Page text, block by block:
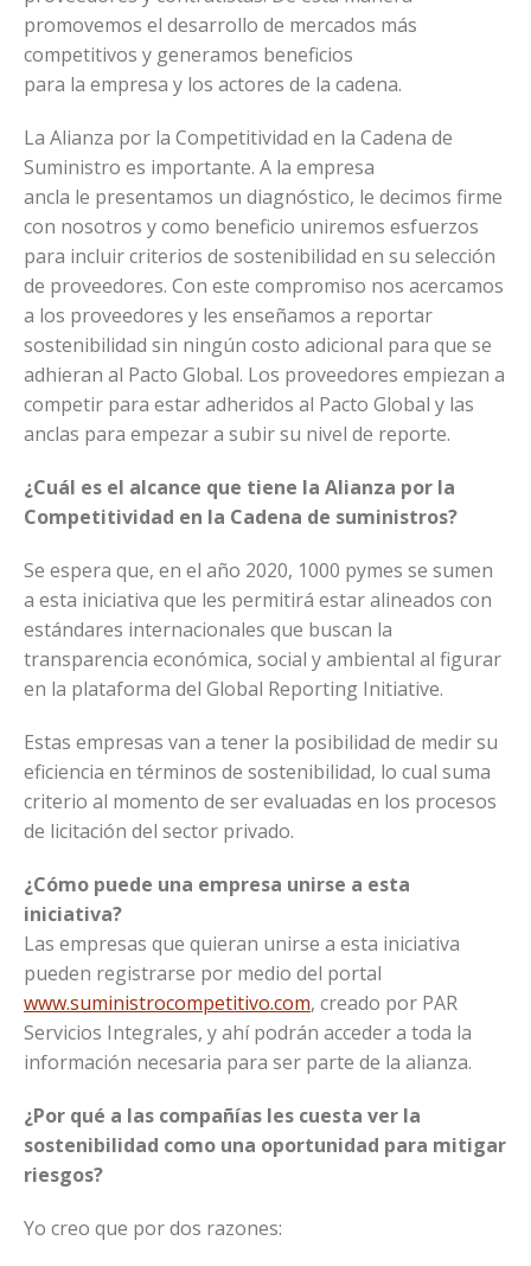
promovemos el desarrollo de mercados más
competitivos y generamos beneficios
para la empresa y los actores de la cadena.
La Alianza por la Competitividad en la Cadena de
Suministro es importante. A la empresa
ancla le presentamos un diagnóstico, le decimos firme
con nosotros y como beneficio uniremos esfuerzos
para incluir criterios de sostenibilidad en su selección
de proveedores. Con este compromiso nos acercamos
a los proveedores y les enseñamos a reportar
sostenibilidad sin ningún costo adicional para que se
adhieran al Pacto Global. Los proveedores empiezan a
competir para estar adheridos al Pacto Global y las
anclas para empezar a subir su nivel de reporte.
¿Cuál es el alcance que tiene la Alianza por la
Competitividad en la Cadena de suministros?
Se espera que, en el año 2020, 1000 pymes se sumen
a esta iniciativa que les permitirá estar alineados con
estándares internacionales que buscan la
transparencia económica, social y ambiental al figurar
en la plataforma del Global Reporting Initiative.
Estas empresas van a tener la posibilidad de medir su
eficiencia en términos de sostenibilidad, lo cual suma
criterio al momento de ser evaluadas en los procesos
de licitación del sector privado.
¿Cómo puede una empresa unirse a esta
iniciativa?
Las empresas que quieran unirse a esta iniciativa
pueden registrarse por medio del portal
www.suministrocompetitivo.com, creado por PAR
Servicios Integrales, y ahí podrán acceder a toda la
información necesaria para ser parte de la alianza.
¿Por qué a las compañías les cuesta ver la
sostenibilidad como una oportunidad para mitigar
riesgos?
Yo creo que por dos razones: